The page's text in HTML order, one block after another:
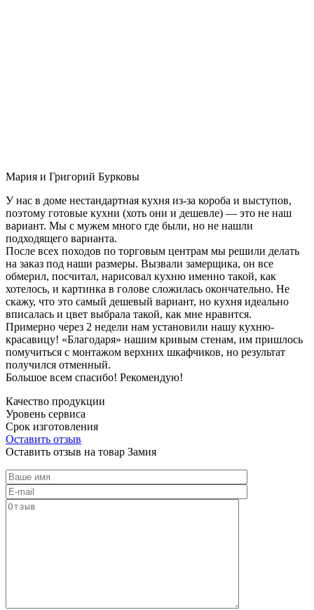
Мария и Григорий Бурковы
У нас в доме нестандартная кухня из-за короба и выступов,
поэтому готовые кухни (хоть они и дешевле) — это не наш
вариант. Мы с мужем много где были, но не нашли
подходящего варианта.
После всех походов по торговым центрам мы решили делать
на заказ под наши размеры. Вызвали замерщика, он все
обмерил, посчитал, нарисовал кухню именно такой, как
хотелось, и картинка в голове сложилась окончательно. Не
скажу, что это самый дешевый вариант, но кухня идеально
вписалась и цвет выбрала такой, как мне нравится.
Примерно через 2 недели нам установили нашу кухню-
красавицу! «Благодаря» нашим кривым стенам, им пришлось
помучиться с монтажом верхних шкафчиков, но результат
получился отменный.
Большое всем спасибо! Рекомендую!
Качество продукции
Уровень сервиса
Срок изготовления
Оставить отзыв
Оставить отзыв на товар Замия